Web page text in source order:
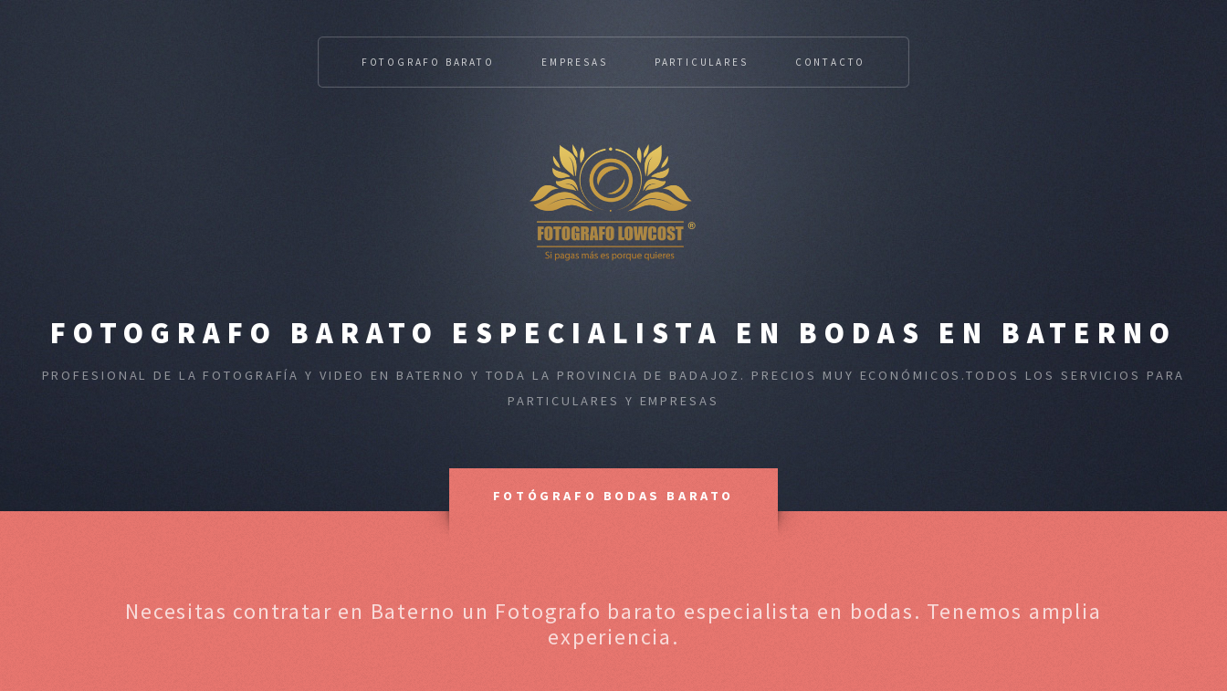
FOTOGRAFO BARATO ESPECIALISTA EN BODAS EN BATERNO
PROFESIONAL DE LA FOTOGRAFÍA Y VIDEO EN BATERNO Y TODA LA PROVINCIA DE BADAJOZ. PRECIOS MUY ECONÓMICOS.TODOS LOS SERVICIOS PARA
PARTICULARES Y EMPRESAS
FOTOGRAFO BARATO EMPRESAS PARTICULARES CONTACTO
FOTÓGRAFO BODAS BARATO
Necesitas contratar en Baterno un Fotografo barato especialista en bodas. Tenemos amplia
experiencia.